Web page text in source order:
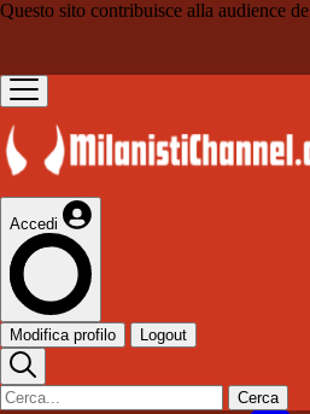
Questo sito contribuisce alla audience de
Accedi
Modifica profilo Logout
Cerca